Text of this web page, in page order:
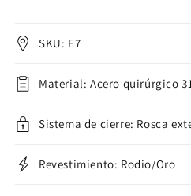
SKU: E7
Material: Acero quirúrgico
Sistema de cierre: Rosca
Revestimiento: Rodio/Oro